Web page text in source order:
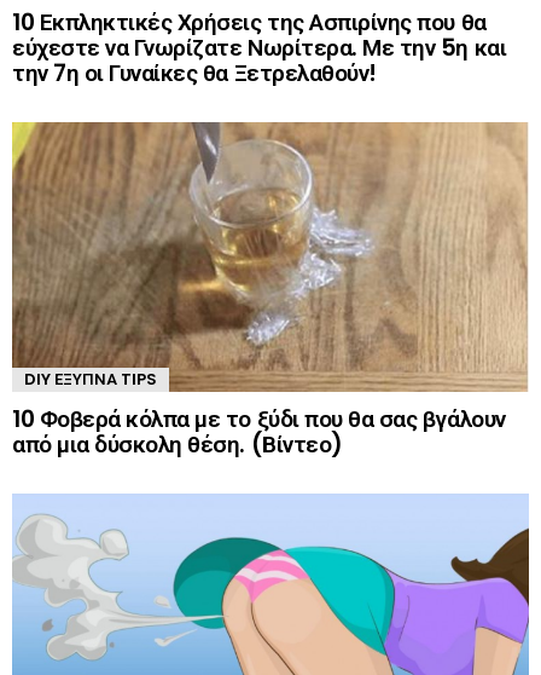
10 Εκπληκτικές Χρήσεις της Ασπιρίνης που θα
εύχεστε να Γνωρίζατε Νωρίτερα. Με την 5η και
την 7η οι Γυναίκες θα Ξετρελαθούν!
DIY ΈΞΥΠΝΑ TIPS
10 Φοβερά κόλπα με το ξύδι που θα σας βγάλουν
από μια δύσκολη θέση. (Βίντεο)